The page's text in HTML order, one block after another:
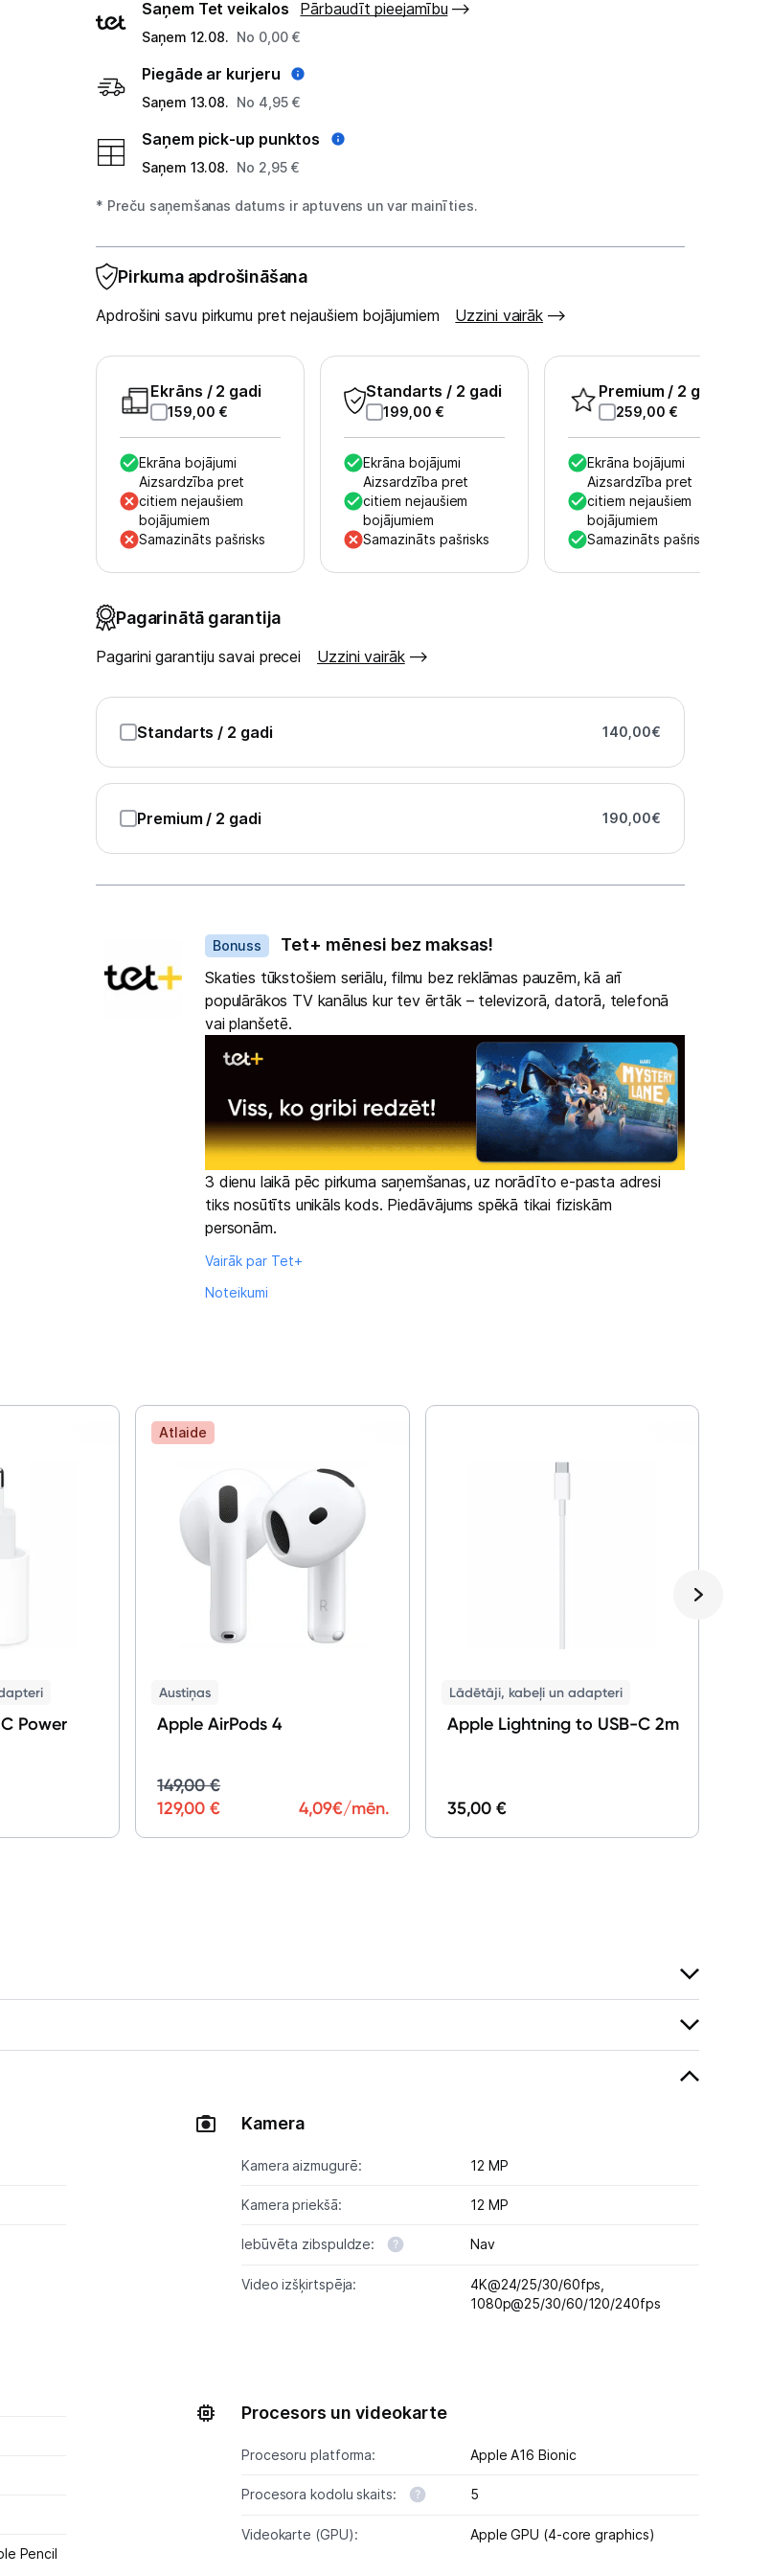
un atpūta
un apmaksa
veidi
Saņem Tet veikalos Pārbaudīt pieejamību
Saņem 12.08. No 0,00 €
Piegāde ar kurjeru
Saņem 13.08. No 4,95 €
Saņem pick-up punktos
Saņem 13.08. No 2,95 €
* Preču saņemšanas datums ir aptuvens un var mainīties.
Pirkuma apdrošināšana
Apdrošini savu pirkumu pret nejaušiem bojājumiem Uzzini vairāk
Ekrāns / 2 gadi
159,00 €
Ekrāna bojājumi
Aizsardzība pret
citiem nejaušiem
bojājumiem
Samazināts pašrisks
Standarts / 2 gadi
199,00 €
Ekrāna bojājumi
Aizsardzība pret
citiem nejaušiem
bojājumiem
Samazināts pašrisks
Premium / 2 gadi
259,00 €
Ekrāna bojājumi
Aizsardzība pret
citiem nejaušiem
bojājumiem
Samazināts pašrisks
Pagarinātā garantija
Pagarini garantiju savai precei Uzzini vairāk
Standarts / 2 gadi 140,00€
Premium / 2 gadi 190,00€
Bonuss Tet+ mēnesi bez maksas!
Skaties tūkstošiem seriālu, filmu bez reklāmas pauzēm, kā arī
populārākos TV kanālus kur tev ērtāk – televizorā, datorā, telefonā
vai planšetē.
3 dienu laikā pēc pirkuma saņemšanas, uz norādīto e-pasta adresi
tiks nosūtīts unikāls kods. Piedāvājums spēkā tikai fiziskām
personām.
Vairāk par Tet+
Noteikumi
Power
Atlaide
Austiņas
Apple AirPods 4
149,00 €
129,00 €
4,09€/mēn.
Lādētāji, kabeļi un adapteri
Apple Lightning to USB-C 2m
35,00 €
Pencil
Kamera
Kamera aizmugurē: 12 MP
Kamera priekšā: 12 MP
Iebūvēta zibspuldze: Nav
Video izšķirtspēja:
4K@24/25/30/60fps,
1080p@25/30/60/120/240fps
Procesors un videokarte
Procesoru platforma: Apple A16 Bionic
Procesora kodolu skaits: 5
Videokarte (GPU): Apple GPU (4-core graphics)